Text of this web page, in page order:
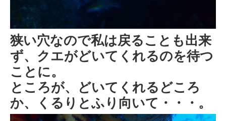
狭い穴なので私は戻ることも出来
ず、クエがどいてくれるのを待つ
ことに。
ところが、どいてくれるどころ
か、くるりとふり向いて・・・。